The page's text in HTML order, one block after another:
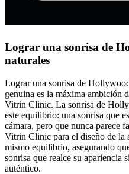
Lograr una sonrisa de
naturales
Lograr una sonrisa de
genuina es la máxima ambición
Vitrin Clinic. La sonrisa de
este equilibrio: una sonrisa que
cámara, pero que nunca parece
Vitrin Clinic para el diseño de la
mismo equilibrio, asegurando
sonrisa que realce su apariencia
auténtico.